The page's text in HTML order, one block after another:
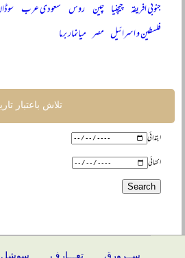
جنوبی افریقہ چیچنیا چین روس سعودی عرب
فلسطین و اسرائیل مصر میانمار برما
تلاش باعتبار
ابتدائی
انتہائی
ســرورق تعـــارف سوشل